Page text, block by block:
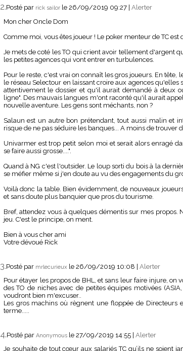
2.Posté par rick sailor le 26/09/2019 09:27 Alerter
Mon cher Oncle Dom
Comme moi, vous êtes joueur ! Le poker menteur de TC est
Je mets de coté les TO qui crient avoir tellement d'argent
les petites agences qui vont entrer en turbulences.
Pour le reste, c'est vrai on connaît les gros joueurs. En
le réseau Selectour en laissant croire aux agences
attentivement le dossier et qu'il aurait demandé à deux
ligne". Des mauvais langues m'ont raconté qu'il aurait
nouvelle aventure. Les gens sont méchants, non ?
Salaun est un autre bon prétendant, tout aussi malin et
risque de ne pas séduire les banques... A moins de trouver
Univarmer est trop petit selon moi et serait alors enragé
se faire aussi grosse....".
Quand à NG c'est l'outsider. Le loup sorti du bois à la
se méfier même si j'en doute au vu des engagements du
Voilà donc la table. Bien évidemment, de nouveaux
et sans doute plus banquier que pros du tourisme.
Bref, attendez vous à quelques démentis sur mes
jeu. C'est le principe, on ment.
Bien à vous cher ami
Votre dévoué Rick
3.Posté par mrlecurieux le 26/09/2019 10:08 | Alerter
Pour étayer les propos de BHL, et sans leur faire injure,
des TO de niches avec de petites équipes motivées
voudront bien m'excuser..
Les gros machins où règnent une floppée de
terme.....
4.Posté par Anonymous le 27/09/2019 14:55 | Alerter
Je souhaite de tout cœur aux salariés TC qu’ils ne soient